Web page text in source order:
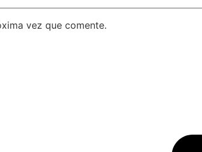
vez que comente.